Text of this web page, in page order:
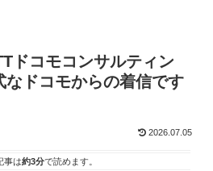
ドコモコンサルティン
なドコモからの着信です
2026.07.05
事は約3分で読めます。